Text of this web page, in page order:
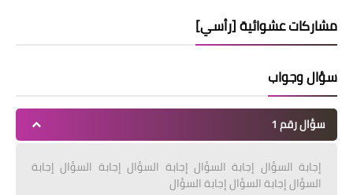
مشاركات عشوائية [رأسي]
سؤال وجواب
سؤال رقم 1
إجابة السؤال إجابة السؤال إجابة السؤال إجابة السؤال إجابة
السؤال إجابة السؤال إجابة السؤال